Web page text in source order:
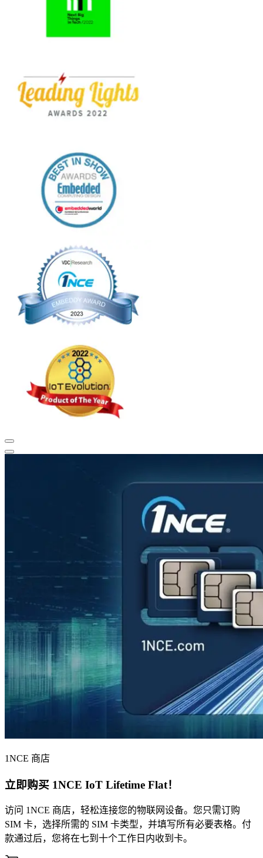
1NCE 商店
立即购买 1NCE IoT Lifetime Flat！
访问 1NCE 商店，轻松连接您的物联网设备。您只需订购
SIM 卡，选择所需的 SIM 卡类型，并填写所有必要表格。付
款通过后，您将在七到十个工作日内收到卡。